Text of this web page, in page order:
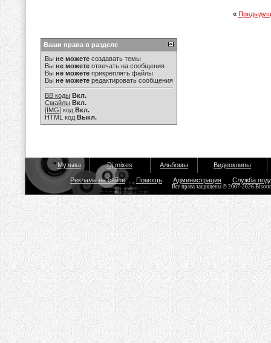
«
Ваши права в разделе
Вы не можете создавать темы
Вы не можете отвечать на сообщения
Вы не можете прикреплять файлы
Вы не можете редактировать сообщения
BB коды Вкл.
Смайлы Вкл.
[IMG] код Вкл.
HTML код Выкл.
Музыка Dj mixes Альбомы Видеоклипы
Реклама на сайте Помощь Администрация Служба
Все права защищены © 2007-2026